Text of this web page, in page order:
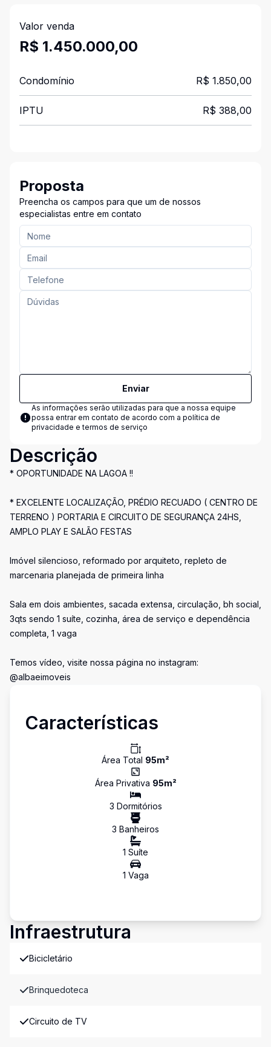
Valor venda
R$ 1.450.000,00
Condomínio R$ 1.850,00
IPTU R$ 388,00
Proposta
Preencha os campos para que um de nossos
especialistas entre em contato
Enviar
As informações serão utilizadas para que a nossa equipe
possa entrar em contato de acordo com a política de
privacidade e termos de serviço
Descrição
* OPORTUNIDADE NA LAGOA !!
* EXCELENTE LOCALIZAÇÃO, PRÉDIO RECUADO ( CENTRO DE
TERRENO ) PORTARIA E CIRCUITO DE SEGURANÇA 24HS,
AMPLO PLAY E SALÃO FESTAS
Imóvel silencioso, reformado por arquiteto, repleto de
marcenaria planejada de primeira linha
Sala em dois ambientes, sacada extensa, circulação, bh social,
3qts sendo 1 suíte, cozinha, área de serviço e dependência
completa, 1 vaga
Temos vídeo, visite nossa página no instagram:
@albaeimoveis
Características
Área Total 95m²
Área Privativa 95m²
3 Dormitórios
3 Banheiros
1 Suíte
1 Vaga
Infraestrutura
Bicicletário
Brinquedoteca
Circuito de TV